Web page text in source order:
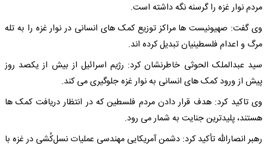
مردم نوار غزه را گرسنه نگه داشته است.
وی گفت: صهیونیست ها مراکز توزیع کمک های انسانی در نوار غزه را به تله
مرگ و اعدام فلسطینیان تبدیل کرده اند.
سید عبدالملک الحوثی خاطرنشان کرد: رژیم اسرائیل از بیش از یکصد روز
پیش از ورود کمک های انسانی به نوار غزه جلوگیری می کند.
وی تاکید کرد: هدف قرار دادن مردم فلسطین که در انتظار دریافت کمک ها
هستند، پلیدترین جنایت به شمار می رود.
رهبر انصارالله تأکید کرد: دشمن آمریکایی مهندسی عملیات نسل‌کُشی در غزه با